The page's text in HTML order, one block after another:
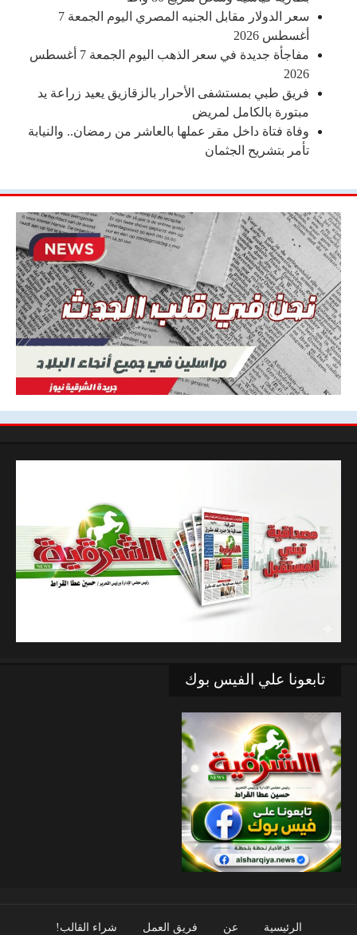
سعر الدولار مقابل الجنيه المصري اليوم الجمعة 7
أغسطس 2026
مفاجأة جديدة في سعر الذهب اليوم الجمعة 7 أغسطس
2026
فريق طبي بمستشفى الأحرار بالزقازيق يعيد زراعة يد
مبتورة بالكامل لمريض
وفاة فتاة داخل مقر عملها بالعاشر من رمضان.. والنيابة
تأمر بتشريح الجثمان
تابعونا علي الفيس بوك
الرئيسية عن فريق العمل شراء القالب!